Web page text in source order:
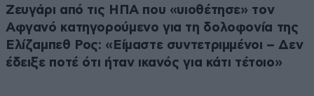
Ζευγάρι από τις ΗΠΑ που «υιοθέτησε» τον
Αφγανό κατηγορούμενο για τη δολοφονία της
Ελίζαμπεθ Ρος: «Είμαστε συντετριμμένοι – Δεν
έδειξε ποτέ ότι ήταν ικανός για κάτι τέτοιο»